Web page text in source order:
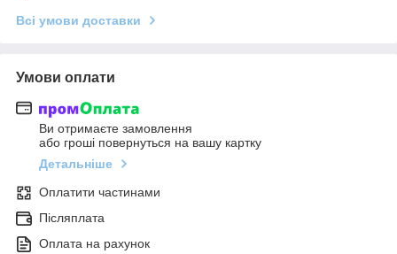
Всі умови доставки
Умови оплати
Ви отримаєте замовлення
або гроші повернуться на вашу картку
Детальніше
Оплатити частинами
Післяплата
Оплата на рахунок